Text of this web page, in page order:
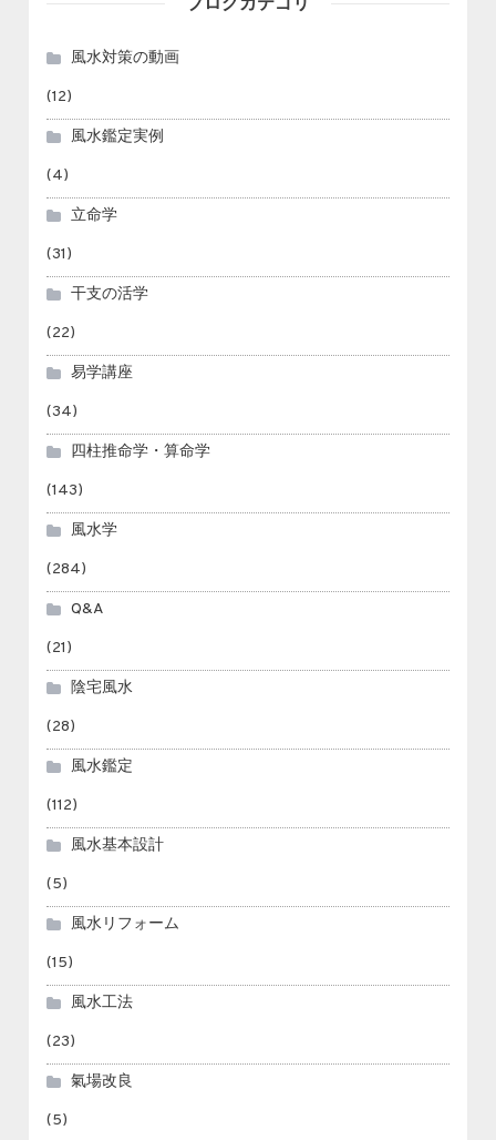
風水対策の動画
(12)
風水鑑定実例
(4)
立命学
(31)
干支の活学
(22)
易学講座
(34)
四柱推命学・算命学
(143)
風水学
(284)
Q&A
(21)
陰宅風水
(28)
風水鑑定
(112)
風水基本設計
(5)
風水リフォーム
(15)
風水工法
(23)
氣場改良
(5)